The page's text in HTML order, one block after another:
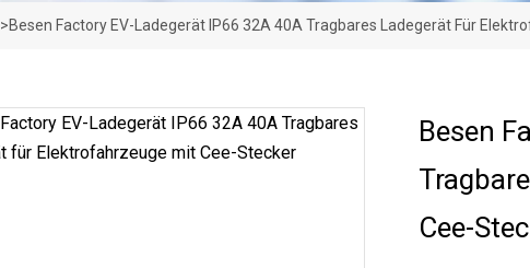
>Besen Factory EV-Ladegerät IP66 32A 40A Tragbares Ladegerät Für
Besen
Cee-